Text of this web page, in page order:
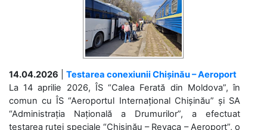
14.04.2026
Testarea conexiunii Chișinău – Aeroport
La 14 aprilie 2026, ÎS “Calea Ferată din Moldova”, în
comun cu ÎS “Aeroportul Internațional Chișinău” și SA
“Administrația Națională a Drumurilor”, a efectuat
testarea rutei speciale “Chișinău – Revaca – Aeroport”, o